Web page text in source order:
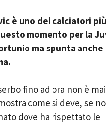
è uno dei calciatori
momento per la
ma spunta anche
fino ad ora non è
come si deve, se
dove ha rispettato le